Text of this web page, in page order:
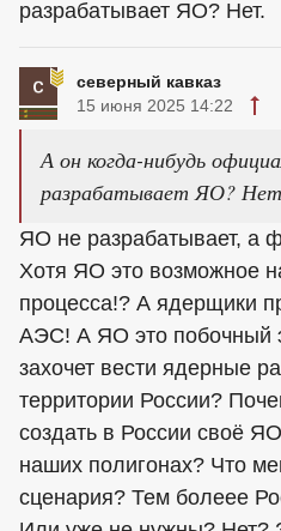
разрабатывает ЯО? Нет.
северный кавказ
15 июня 2025 14:22
А он когда-нибудь
разрабатывает ЯО?
ЯО не разрабатывает, а
Хотя ЯО это возможное
процесса!? А ядерщики
АЭС! А ЯО это побочный
захочет вести ядерные
территории России?
создать в России своё
наших полигонах? Что
сценария? Тем болеее